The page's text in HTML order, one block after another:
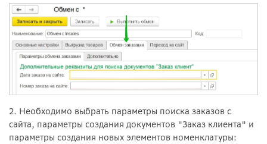
2. Необходимо выбрать параметры поиска заказов с
сайта, параметры создания документов "Заказ клиента" и
параметры создания новых элементов номенклатуры: